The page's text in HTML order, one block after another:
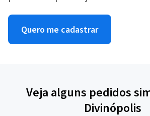
Quero me cadastrar
Veja alguns pedidos
Divinópolis